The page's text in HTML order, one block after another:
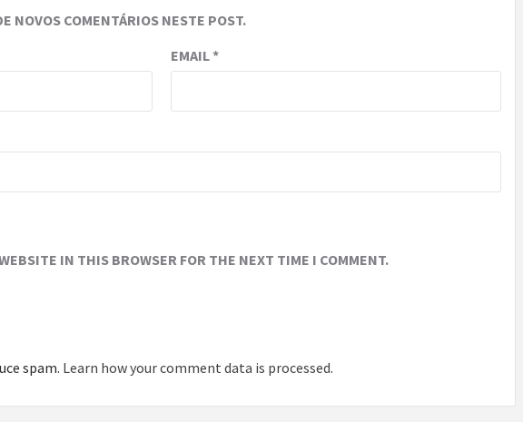
NOVOS COMENTÁRIOS NESTE POST.
EMAIL*
IN THIS BROWSER FOR THE NEXT TIME I COMMENT.
spam. Learn how your comment data is processed.